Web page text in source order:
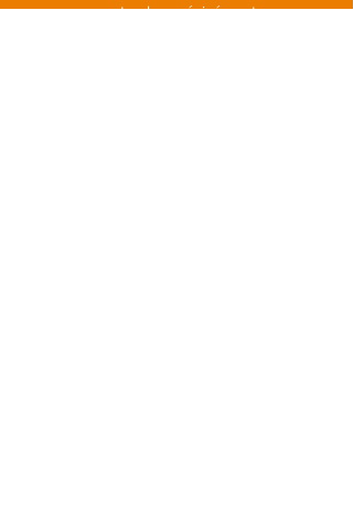
poste plus précisément.